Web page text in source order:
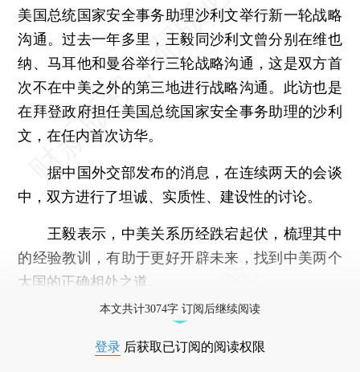
美国总统国家安全事务助理沙利文举行新一轮战略
沟通。过去一年多里，王毅同沙利文曾分别在维也
纳、马耳他和曼谷举行三轮战略沟通，这是双方首
次不在中美之外的第三地进行战略沟通。此访也是
在拜登政府担任美国总统国家安全事务助理的沙利
文，在任内首次访华。
据中国外交部发布的消息，在连续两天的会谈
中，双方进行了坦诚、实质性、建设性的讨论。
王毅表示，中美关系历经跌宕起伏，梳理其中
的经验教训，有助于更好开辟未来，找到中美两个
大国的正确相处之道。
本文共计3074字 订阅后继续阅读
登录 后获取已订阅的阅读权限